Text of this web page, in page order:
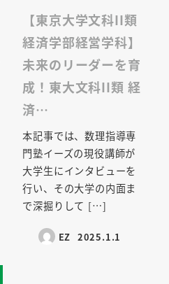
【東京大学文科II類
経済学部経営学科】
未来のリーダーを育
成！東大文科II類 経
済…
本記事では、数理指導専
門塾イーズの現役講師が
大学生にインタビューを
行い、その大学の内面ま
で深掘りして […]
EZ 2025.1.1